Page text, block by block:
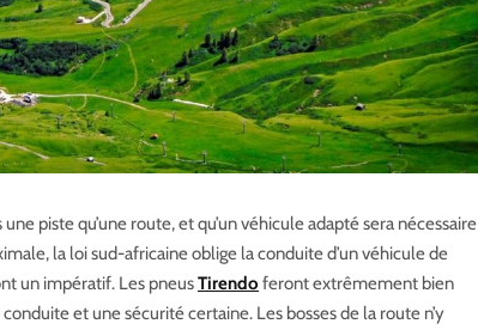
piste qu’une route, et qu’un véhicule adapté sera nécessaire
la loi sud-africaine oblige la conduite d’un véhicule de
un impératif. Les pneusTirendo feront extrêmement bien
et une sécurité certaine. Les bosses de la route n’y